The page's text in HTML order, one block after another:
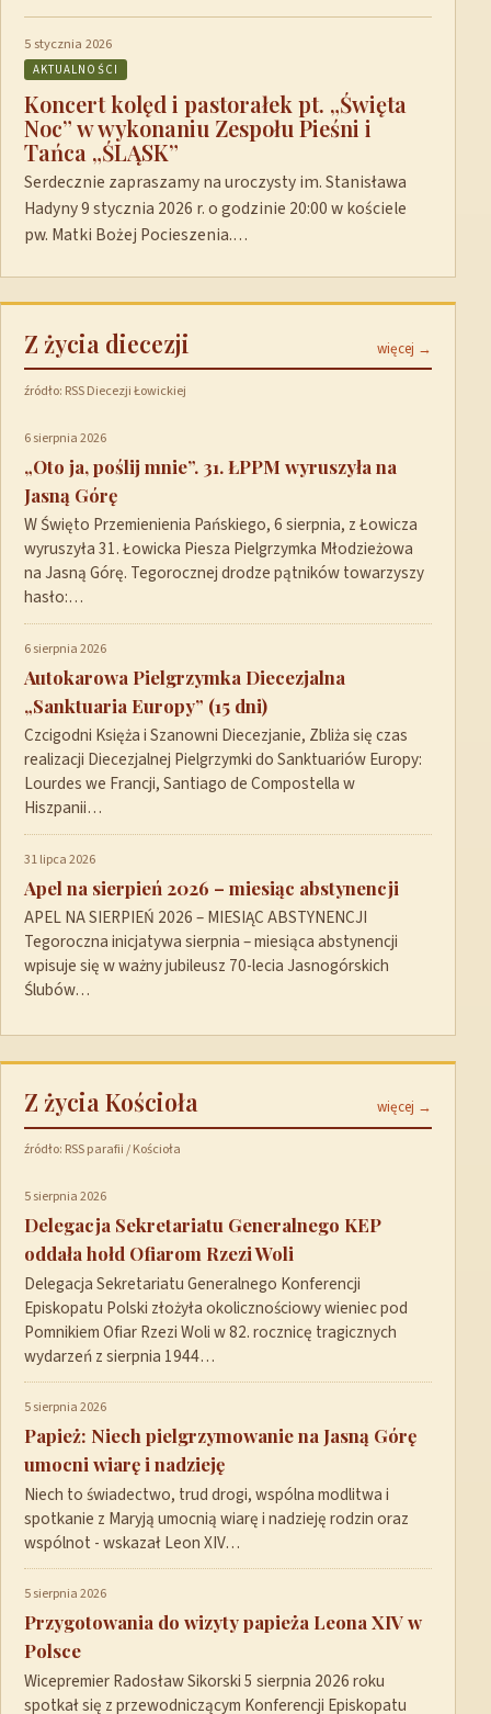
5 stycznia 2026
AKTUALNOŚCI
Koncert kolęd i pastorałek pt. „Święta
Noc” w wykonaniu Zespołu Pieśni i
Tańca „ŚLĄSK”
Serdecznie zapraszamy na uroczysty im. Stanisława
Hadyny 9 stycznia 2026 r. o godzinie 20:00 w kościele
pw. Matki Bożej Pocieszenia.…
Z życia diecezji więcej →
źródło: RSS Diecezji Łowickiej
6 sierpnia 2026
„Oto ja, poślij mnie”. 31. ŁPPM wyruszyła na
Jasną Górę
W Święto Przemienienia Pańskiego, 6 sierpnia, z Łowicza
wyruszyła 31. Łowicka Piesza Pielgrzymka Młodzieżowa
na Jasną Górę. Tegorocznej drodze pątników towarzyszy
hasło:…
6 sierpnia 2026
Autokarowa Pielgrzymka Diecezjalna
„Sanktuaria Europy” (15 dni)
Czcigodni Księża i Szanowni Diecezjanie, Zbliża się czas
realizacji Diecezjalnej Pielgrzymki do Sanktuariów Europy:
Lourdes we Francji, Santiago de Compostella w
Hiszpanii…
31 lipca 2026
Apel na sierpień 2026 – miesiąc abstynencji
APEL NA SIERPIEŃ 2026 – MIESIĄC ABSTYNENCJI
Tegoroczna inicjatywa sierpnia – miesiąca abstynencji
wpisuje się w ważny jubileusz 70-lecia Jasnogórskich
Ślubów…
Z życia Kościoła więcej →
źródło: RSS parafii / Kościoła
5 sierpnia 2026
Delegacja Sekretariatu Generalnego KEP
oddała hołd Ofiarom Rzezi Woli
Delegacja Sekretariatu Generalnego Konferencji
Episkopatu Polski złożyła okolicznościowy wieniec pod
Pomnikiem Ofiar Rzezi Woli w 82. rocznicę tragicznych
wydarzeń z sierpnia 1944…
5 sierpnia 2026
Papież: Niech pielgrzymowanie na Jasną Górę
umocni wiarę i nadzieję
Niech to świadectwo, trud drogi, wspólna modlitwa i
spotkanie z Maryją umocnią wiarę i nadzieję rodzin oraz
wspólnot - wskazał Leon XIV…
5 sierpnia 2026
Przygotowania do wizyty papieża Leona XIV w
Polsce
Wicepremier Radosław Sikorski 5 sierpnia 2026 roku
spotkał się z przewodniczącym Konferencji Episkopatu